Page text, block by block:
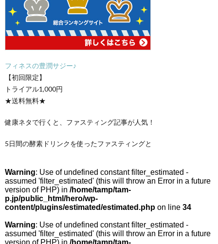
フィネスの豊潤サジー♪
【初回限定】
トライアル1,000円
★送料無料★
健康ネタで行くと、ファスティング記事が人気！
5日間の酵素ドリンクを使ったファスティングと